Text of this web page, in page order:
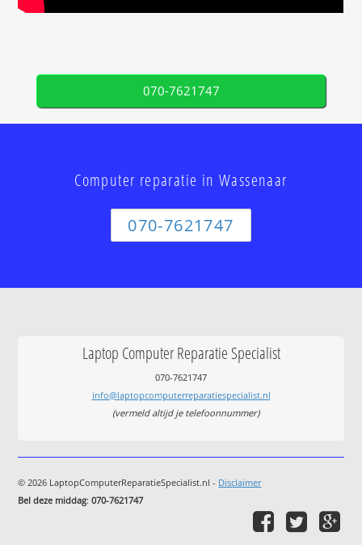
070-7621747
Computer reparatie in Wassenaar
070-7621747
Laptop Computer Reparatie Specialist
070-7621747
info@laptopcomputerreparatiespecialist.nl
(vermeld altijd je telefoonnummer)
© 2026 LaptopComputerReparatieSpecialist.nl - Disclaimer
Bel deze middag:070-7621747